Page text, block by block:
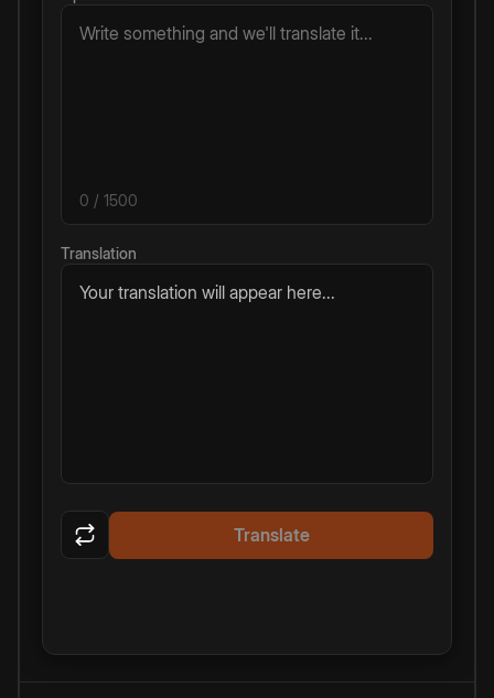
0 / 1500
Translation
Your translation will appear here...
Translate